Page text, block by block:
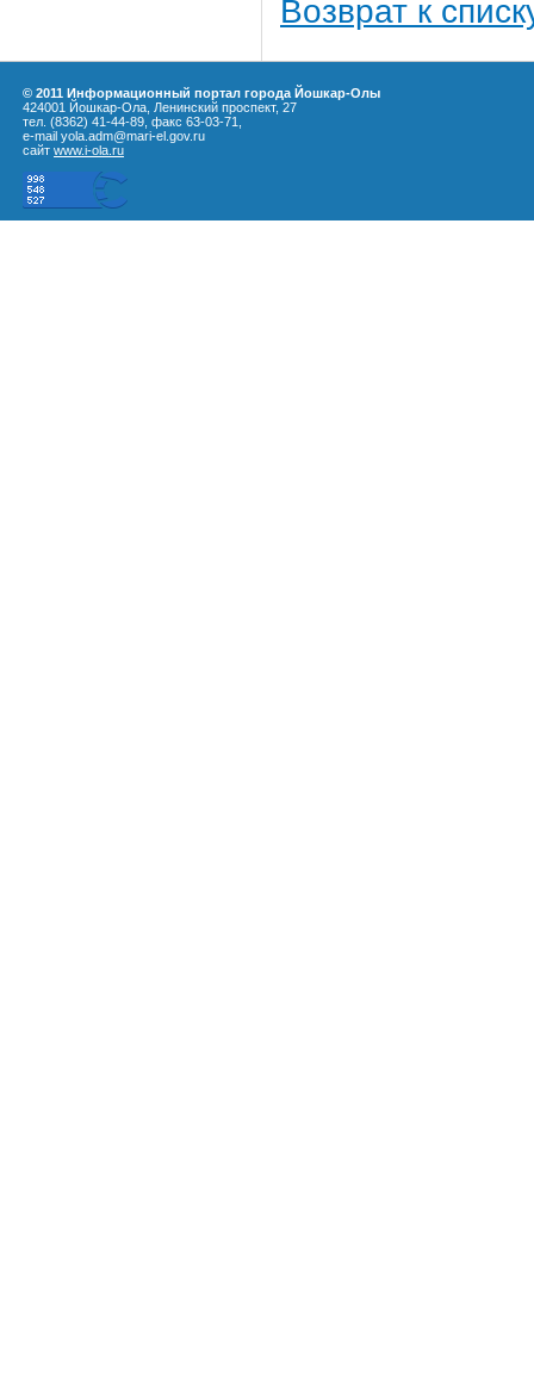
Возврат к
© 2011 Информационный портал города Йошкар-Олы
424001 Йошкар-Ола, Ленинский проспект, 27
тел. (8362) 41-44-89, факс 63-03-71,
e-mail yola.adm@mari-el.gov.ru
сайт www.i-ola.ru